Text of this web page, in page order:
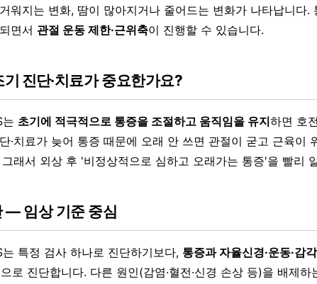
워지는 변화, 땀이 많아지거나 줄어드는 변화가 나타납니다.
면서 관절 운동 제한·근위축이 진행할 수 있습니다.
기 진단·치료가 중요한가요?
는 초기에 적극적으로 통증을 조절하고 움직임을 유지하면 호
·치료가 늦어 통증 때문에 오래 안 쓰면 관절이 굳고 근육이
그래서 외상 후 '비정상적으로 심하고 오래가는 통증'을 빨리
— 임상 기준 중심
는 특정 검사 하나로 진단하기보다, 통증과 자율신경·운동·감
으로 진단합니다. 다른 원인(감염·혈전·신경 손상 등)을 배제